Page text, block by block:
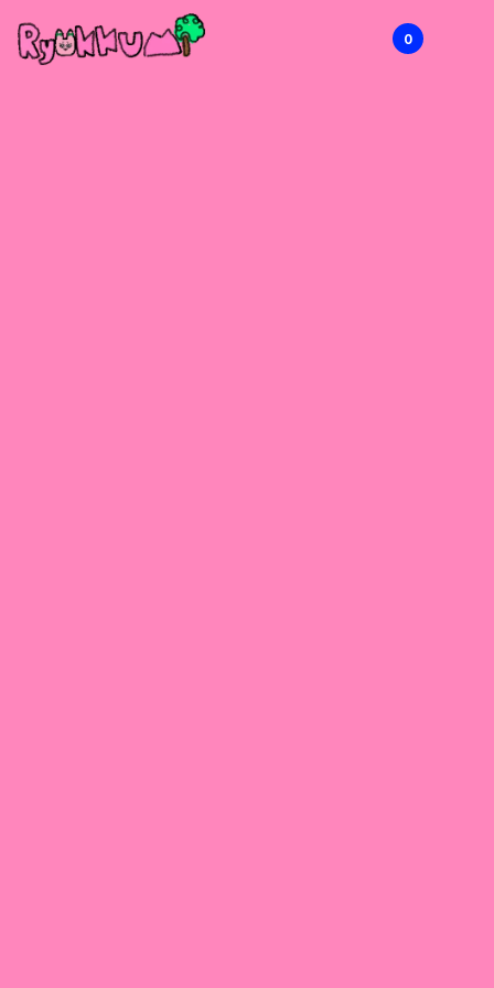
RYOKKUMi 0